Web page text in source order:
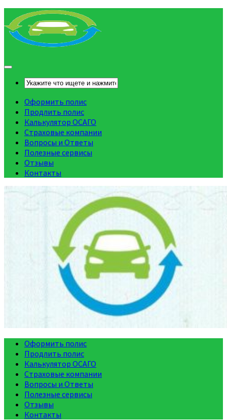
Оформить полис
Продлить полис
Калькулятор ОСАГО
Страховые компании
Вопросы и Ответы
Полезные сервисы
Отзывы
Контакты
Оформить полис
Продлить полис
Калькулятор ОСАГО
Страховые компании
Вопросы и Ответы
Полезные сервисы
Отзывы
Контакты